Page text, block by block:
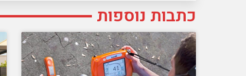
כתבות נוספות